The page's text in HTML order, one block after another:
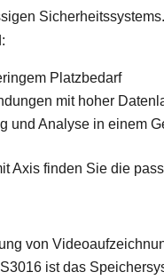
Platzbedarf
mit hoher
und Analyse in einem
Axis finden Sie die
von
ist das